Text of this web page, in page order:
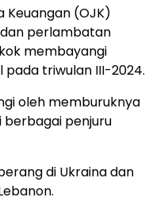
Keuangan (OJK)
perlambatan
membayangi
triwulan III-2024.
oleh memburuknya
berbagai penjuru
di Ukraina dan